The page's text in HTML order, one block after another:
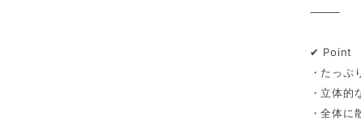
⸻
✔︎ Point
・たっぷ
・立体的
・全体に